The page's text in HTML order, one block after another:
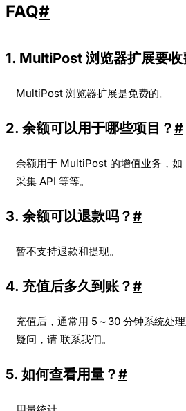
FAQ#
1. MultiPost 浏览器扩展要收
MultiPost 浏览器扩展是免费的。
2. 余额可以用于哪些项目？#
余额用于 MultiPost 的增值业务，如
采集 API 等等。
3. 余额可以退款吗？#
暂不支持退款和提现。
4. 充值后多久到账？#
充值后，通常用 5～30 分钟系统处
疑问，请 联系我们。
5. 如何查看用量？#